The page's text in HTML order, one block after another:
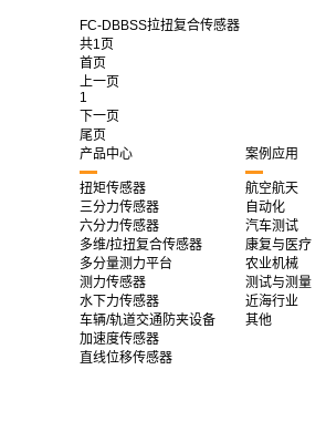
FC-DBBSS拉扭复合传感器
共1页
首页
上一页
1
下一页
尾页
产品中心
扭矩传感器
三分力传感器
六分力传感器
多维/拉扭复合传感器
多分量测力平台
测力传感器
水下力传感器
车辆/轨道交通防夹设备
加速度传感器
直线位移传感器
案例应用
航空航天
自动化
汽车测试
康复与医疗
农业机械
测试与测量
近海行业
其他